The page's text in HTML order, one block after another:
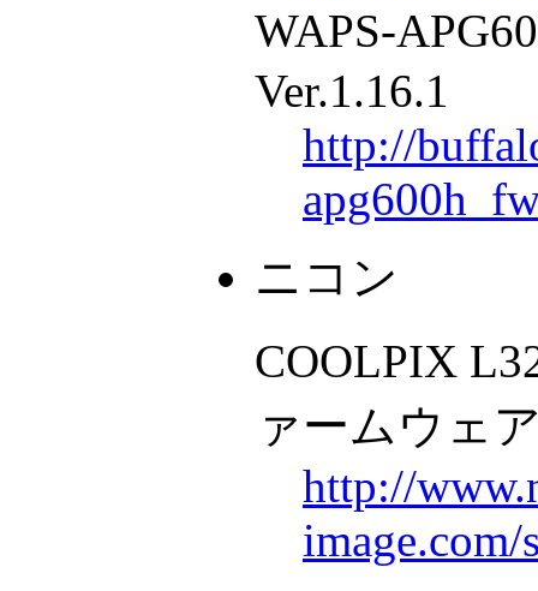
WAPS-
Ver.1.16.1
http://
ニコン
COOLPIX
ァームウェ
http://